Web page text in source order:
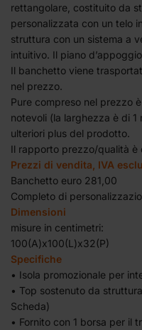
rettangolare, costituito da
personalizzata con un telo
struttura con un sistema a
intuitivo. Il piano
Il banchetto viene
nel prezzo.
Pure compreso nel prezzo
notevoli (la larghezza è di
ulteriori plus del prodotto.
Il rapporto prezzo/qualità è
Prezzi di vendita, IVA
Banchetto euro 281,00
Completo di
Dimensioni
misure in centimetri:
100(A)x100(L)x32(P)
Specifiche
• Isola promozionale per
• Top sostenuto da
Scheda)
• Fornito con 1 borsa per il